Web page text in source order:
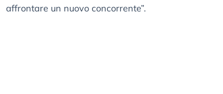
affrontare un nuovo concorrente”.